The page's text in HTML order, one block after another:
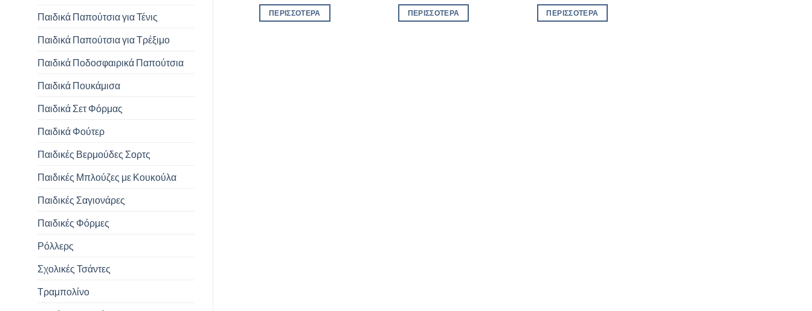
Παιδικά Παπούτσια για Τένις
Παιδικά Παπούτσια για Τρέξιμο
Παιδικά Ποδοσφαιρικά Παπούτσια
Παιδικά Πουκάμισα
Παιδικά Σετ Φόρμας
Παιδικά Φούτερ
Παιδικές Βερμούδες Σορτς
Παιδικές Μπλούζες με Κουκούλα
Παιδικές Σαγιονάρες
Παιδικές Φόρμες
Ρόλλερς
Σχολικές Τσάντες
Τραμπολίνο
ΠΕΡΙΣΣΟΤΕΡΑ ΠΕΡΙΣΣΟΤΕΡΑ ΠΕΡΙΣΣΟΤΕΡΑ